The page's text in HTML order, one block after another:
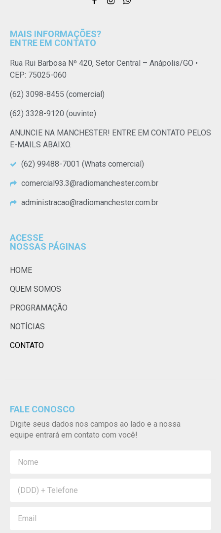
MAIS INFORMAÇÕES?
ENTRE EM CONTATO
Rua Rui Barbosa Nº 420, Setor Central – Anápolis/GO •
CEP: 75025-060
(62) 3098-8455 (comercial)
(62) 3328-9120 (ouvinte)
ANUNCIE NA MANCHESTER! ENTRE EM CONTATO PELOS
E-MAILS ABAIXO.
(62) 99488-7001 (Whats comercial)
comercial93.3@radiomanchester.com.br
administracao@radiomanchester.com.br
ACESSE
NOSSAS PÁGINAS
HOME
QUEM SOMOS
PROGRAMAÇÃO
NOTÍCIAS
CONTATO
FALE CONOSCO
Digite seus dados nos campos ao lado e a nossa
equipe entrará em contato com você!